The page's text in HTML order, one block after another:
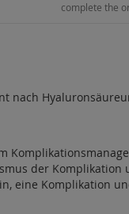
complete the
nach
der
eine Komplikation